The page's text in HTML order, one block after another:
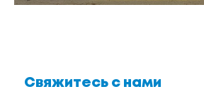
Свяжитесь с нами